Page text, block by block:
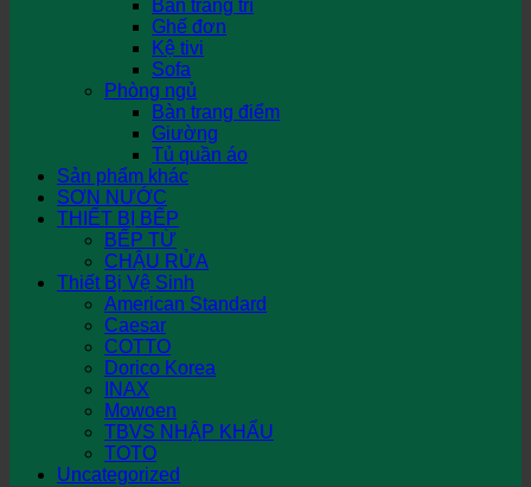
Bàn trang trí
Ghế đơn
Kệ tivi
Sofa
Phòng ngủ
Bàn trang điểm
Giường
Tủ quần áo
Sản phẩm khác
SƠN NƯỚC
THIẾT BỊ BẾP
BẾP TỪ
CHẬU RỬA
Thiết Bị Vệ Sinh
American Standard
Caesar
COTTO
Dorico Korea
INAX
Mowoen
TBVS NHẬP KHẨU
TOTO
Uncategorized